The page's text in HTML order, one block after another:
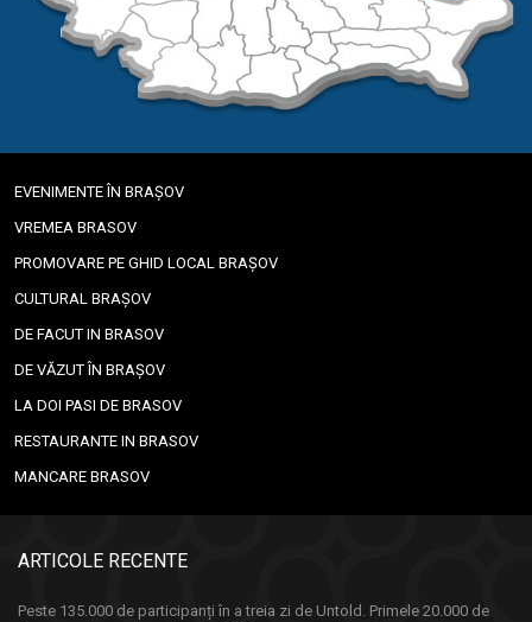
EVENIMENTE ÎN BRAȘOV
VREMEA BRASOV
PROMOVARE PE GHID LOCAL BRAȘOV
CULTURAL BRAȘOV
DE FACUT IN BRASOV
DE VĂZUT ÎN BRAȘOV
LA DOI PASI DE BRASOV
RESTAURANTE IN BRASOV
MANCARE BRASOV
ARTICOLE RECENTE
Peste 135.000 de participanți în a treia zi de Untold. Primele 20.000 de